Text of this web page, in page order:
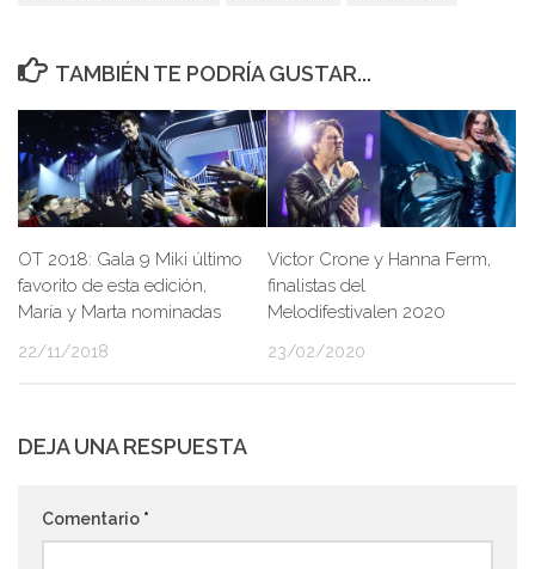
TAMBIÉN TE PODRÍA GUSTAR...
OT 2018: Gala 9 Miki último
favorito de esta edición,
María y Marta nominadas
22/11/2018
Victor Crone y Hanna Ferm,
finalistas del
Melodifestivalen 2020
23/02/2020
DEJA UNA RESPUESTA
Comentario *